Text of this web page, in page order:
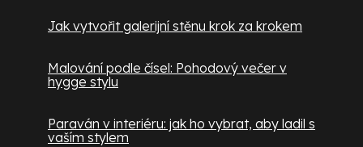
Jak vytvořit galerijní stěnu krok za krokem
Malování podle čísel: Pohodový večer v
hygge stylu
Paraván v interiéru: jak ho vybrat, aby ladil s
vaším stylem